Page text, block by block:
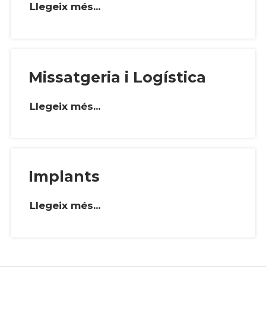
Llegeix més...
Missatgeria i Logística
Llegeix més...
Implants
Llegeix més...